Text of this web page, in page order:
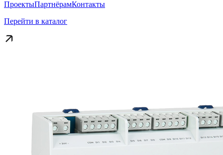
ПроектыПартнёрамКонтакты
Перейти в каталог